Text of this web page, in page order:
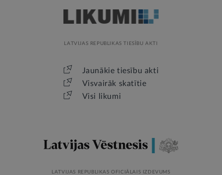
LATVIJAS REPUBLIKAS TIESĪBU AKTI
Jaunākie tiesību akti
Visvairāk skatītie
Visi likumi
LATVIJAS REPUBLIKAS OFICIĀLAIS IZDEVUMS